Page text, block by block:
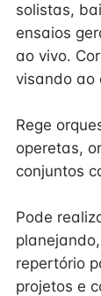
solistas,
ensaios
ao vivo.
visando ao
Rege
operetas,
conjuntos
Pode
repertório
projetos e